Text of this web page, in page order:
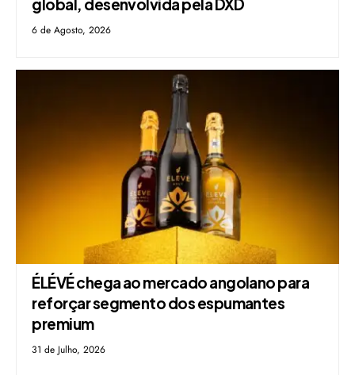
global, desenvolvida pela DXD
6 de Agosto, 2026
ÉLÉVÉ chega ao mercado angolano para
reforçar segmento dos espumantes
premium
31 de Julho, 2026